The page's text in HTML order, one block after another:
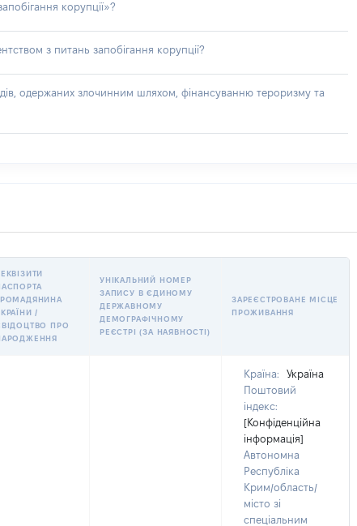
корупції»?
з питань запобігання корупції?
одержаних злочинним шляхом, фінансуванню тероризму та
/
ПРО
УНІКАЛЬНИЙ НОМЕР
ЗАПИСУ В ЄДИНОМУ
ДЕРЖАВНОМУ
ДЕМОГРАФІЧНОМУ
РЕЄСТРІ (ЗА НАЯВНОСТІ)
ЗАРЕЄСТРОВАНЕ МІСЦЕ
ПРОЖИВАННЯ
Країна:
Україна
Поштовий
індекс:
[Конфіденційна
інформація]
Автономна
Республіка
Крим/область/
місто зі
спеціальним